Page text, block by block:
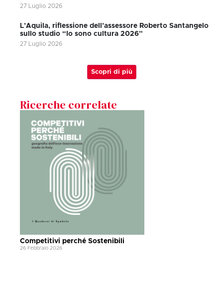
27 Luglio 2026
L’Aquila, riflessione dell’assessore Roberto Santangelo
sullo studio “Io sono cultura 2026”
27 Luglio 2026
Scopri di più
Ricerche correlate
Competitivi perché Sostenibili
26 Febbraio 2026